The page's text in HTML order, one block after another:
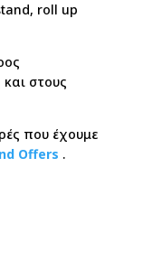
roll up
στους
που έχουμε
Offers .